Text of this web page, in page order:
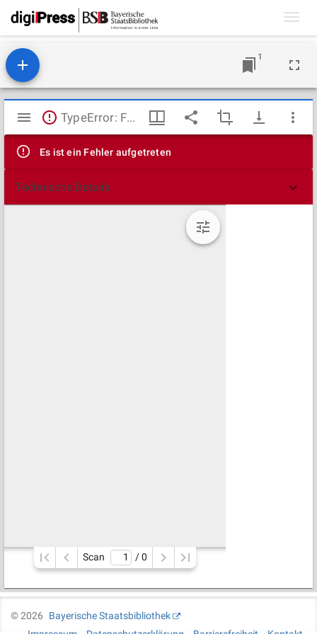
1
Mirador
Viewer
TypeError: Failed to fetch
Es ist ein Fehler aufgetreten
Technische Details
Scan / 0
©2026
Bayerische Staatsbibliothek